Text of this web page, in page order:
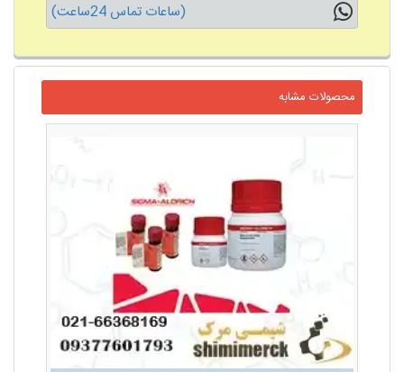
(ساعات تماس 24ساعت)
محصولات مشابه